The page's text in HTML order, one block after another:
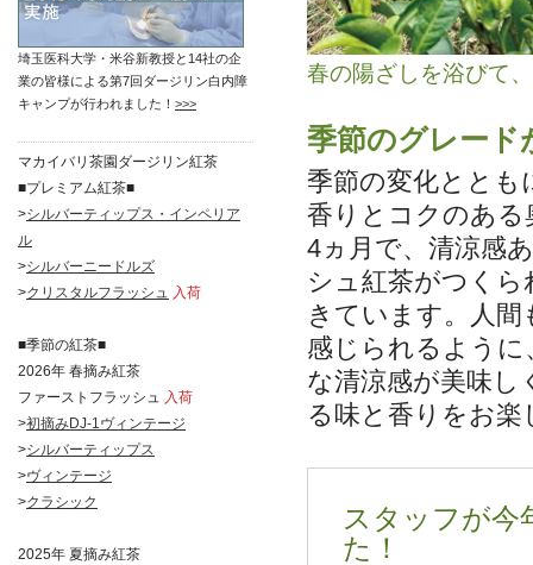
埼玉医科大学・米谷新教授と14社の企
業の皆様による第7回ダージリン白内障
キャンプが行われました！ >>>
マカイバリ茶園ダージリン紅茶
■プレミアム紅茶■
>シルバーティップス・インペリア
ル
>シルバーニードルズ
>クリスタルフラッシュ 入荷
■季節の紅茶■
2026年 春摘み紅茶
ファーストフラッシュ 入荷
>初摘みDJ-1ヴィンテージ
>シルバーティップス
>ヴィンテージ
>クラシック
2025年 夏摘み紅茶
春の陽ざしを浴びて
季節のグレード
季節の変化ととも
香りとコクのある
4ヵ月で、清涼感
シュ紅茶がつく
きています。人
感じられるよう
な清涼感が美味し
る味と香りをお
スタッフが今
た！